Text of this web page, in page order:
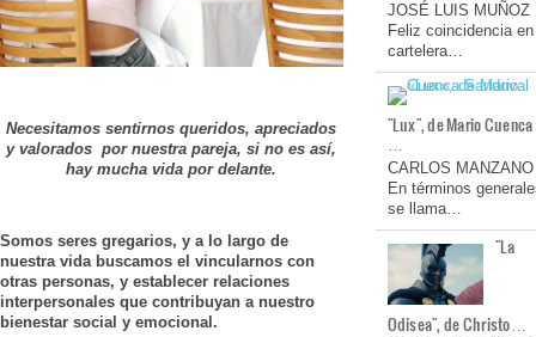
Necesitamos sentirnos queridos, apreciados
y valorados por nuestra pareja, si no es así,
hay mucha vida por delante.
Somos seres gregarios, y a lo largo de
nuestra vida buscamos el vincularnos con
otras personas, y establecer relaciones
interpersonales que contribuyan a nuestro
bienestar social y emocional.
JOSÉ LUIS MUÑOZ
Feliz coincidencia en
cartelera…
"Lux", de Mario Cuenca
…
CARLOS MANZANO
En términos
se llama…
"La
Odisea", de Christo…